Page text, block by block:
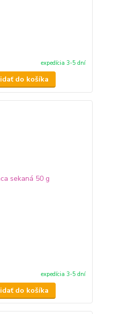
expedícia 3-5 dní
do košíka
expedícia 3-5 dní
do košíka